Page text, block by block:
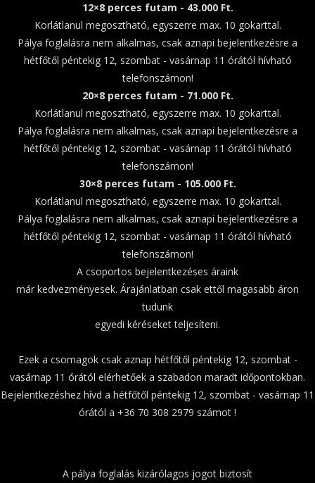
12×8 perces futam - 43.000 Ft.
Korlátlanul megosztható, egyszerre max. 10 gokarttal.
Pálya foglalásra nem alkalmas, csak aznapi bejelentkezésre a
hétfőtől péntekig 12, szombat - vasárnap 11 órától hívható
telefonszámon!
20×8 perces futam - 71.000 Ft.
Korlátlanul megosztható, egyszerre max. 10 gokarttal.
Pálya foglalásra nem alkalmas, csak aznapi bejelentkezésre a
hétfőtől péntekig 12, szombat - vasárnap 11 órától hívható
telefonszámon!
30×8 perces futam - 105.000 Ft.
Korlátlanul megosztható, egyszerre max. 10 gokarttal.
Pálya foglalásra nem alkalmas, csak aznapi bejelentkezésre a
hétfőtől péntekig 12, szombat - vasárnap 11 órától hívható
telefonszámon!
A csoportos bejelentkezéses áraink
már kedvezményesek. Árajánlatban csak ettől magasabb áron
tudunk
egyedi kéréseket teljesíteni.
Ezek a csomagok csak aznap hétfőtől péntekig 12, szombat -
vasárnap 11 órától elérhetőek a szabadon maradt időpontokban.
Bejelentkezéshez hívd a hétfőtől péntekig 12, szombat - vasárnap 11
órától a +36 70 308 2979 számot !
A pálya foglalás kizárólagos jogot biztosít